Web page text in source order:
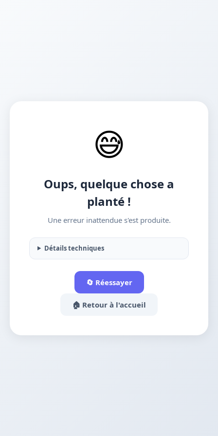
😅
Oups, quelque chose a
planté !
Une erreur inattendue s'est produite.
Détails techniques
🔄 Réessayer
🏠 Retour à l'accueil